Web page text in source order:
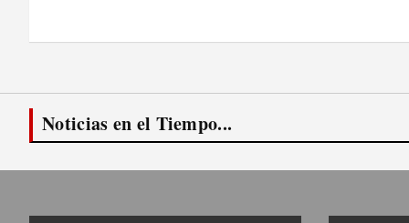
Noticias en el Tiempo...